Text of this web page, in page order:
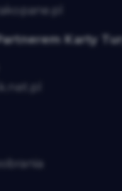
Karty